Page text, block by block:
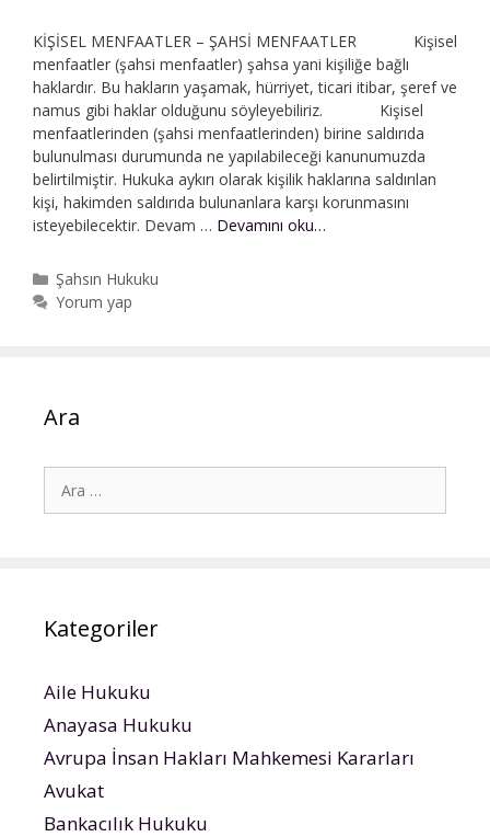
KİŞİSEL MENFAATLER – ŞAHSİ MENFAATLER Kişisel
menfaatler (şahsi menfaatler) şahsa yani kişiliğe bağlı
haklardır. Bu hakların yaşamak, hürriyet, ticari itibar, şeref ve
namus gibi haklar olduğunu söyleyebiliriz. Kişisel
menfaatlerinden (şahsi menfaatlerinden) birine saldırıda
bulunulması durumunda ne yapılabileceği kanunumuzda
belirtilmiştir. Hukuka aykırı olarak kişilik haklarına saldırılan
kişi, hakimden saldırıda bulunanlara karşı korunmasını
isteyebilecektir. Devam … Devamını oku…
Kategoriler
Şahsın Hukuku
Yorum yap
Ara
için
ara
Kategoriler
Aile Hukuku
Anayasa Hukuku
Avrupa İnsan Hakları Mahkemesi Kararları
Avukat
Bankacılık Hukuku